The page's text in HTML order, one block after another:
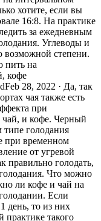
хотите, если вы
16:8. На практике
за ежедневным
Углеводы и
возможной степени.
пить на
кофе
28, 2022 · Да, так
чая также есть
при
и кофе. Черный
типе голодания
при временном
от угревой
правильно голодать,
Что можно
ли кофе и чай на
Если
день, то из них
практике такого